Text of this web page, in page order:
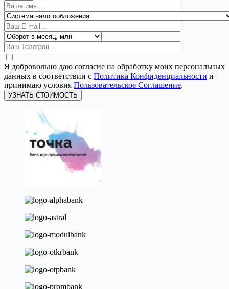
Я добровольно даю согласие на обработку моих персональных
данных в соответствии с Политика Конфиденциальности и
принимаю условия Пользовательское Соглашение.
УЗНАТЬ СТОИМОСТЬ